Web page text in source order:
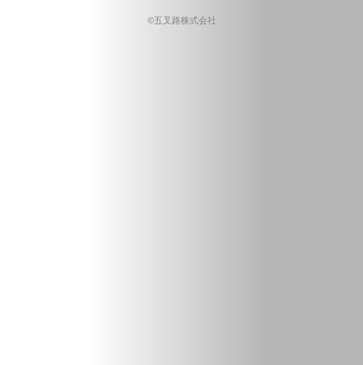
©五叉路株式会社